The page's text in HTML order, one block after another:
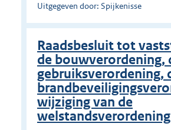
Uitgegeven door: Spijkenisse
Raadsbesluit tot
de bouwverordening,
gebruiksverordening,
wijziging van de
welstandsverordening